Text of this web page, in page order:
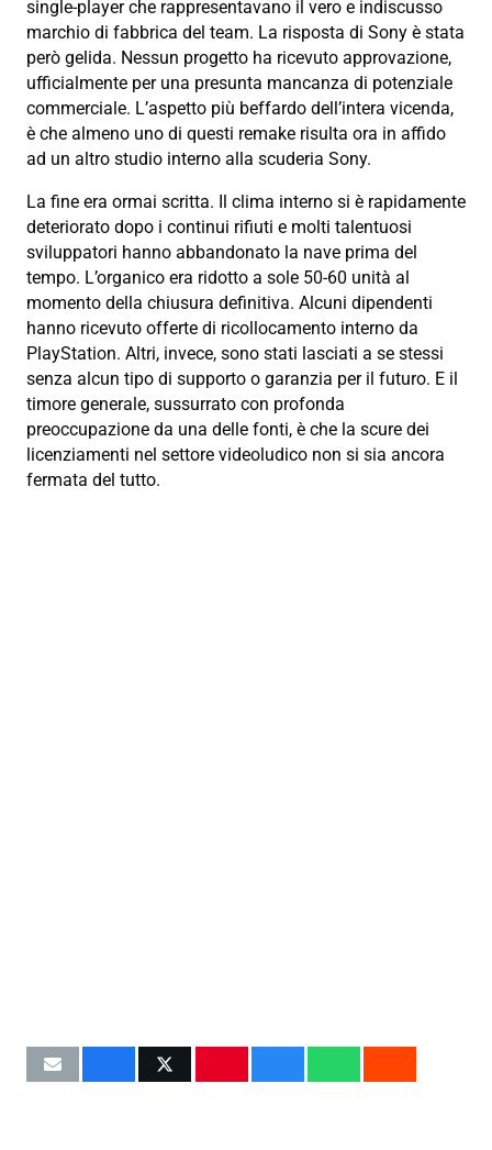
single-player che rappresentavano il vero e indiscusso
marchio di fabbrica del team. La risposta di Sony è stata
però gelida. Nessun progetto ha ricevuto approvazione,
ufficialmente per una presunta mancanza di potenziale
commerciale. L’aspetto più beffardo dell’intera vicenda,
è che almeno uno di questi remake risulta ora in affido
ad un altro studio interno alla scuderia Sony.
La fine era ormai scritta. Il clima interno si è rapidamente
deteriorato dopo i continui rifiuti e molti talentuosi
sviluppatori hanno abbandonato la nave prima del
tempo. L’organico era ridotto a sole 50-60 unità al
momento della chiusura definitiva. Alcuni dipendenti
hanno ricevuto offerte di ricollocamento interno da
PlayStation. Altri, invece, sono stati lasciati a se stessi
senza alcun tipo di supporto o garanzia per il futuro. E il
timore generale, sussurrato con profonda
preoccupazione da una delle fonti, è che la scure dei
licenziamenti nel settore videoludico non si sia ancora
fermata del tutto.